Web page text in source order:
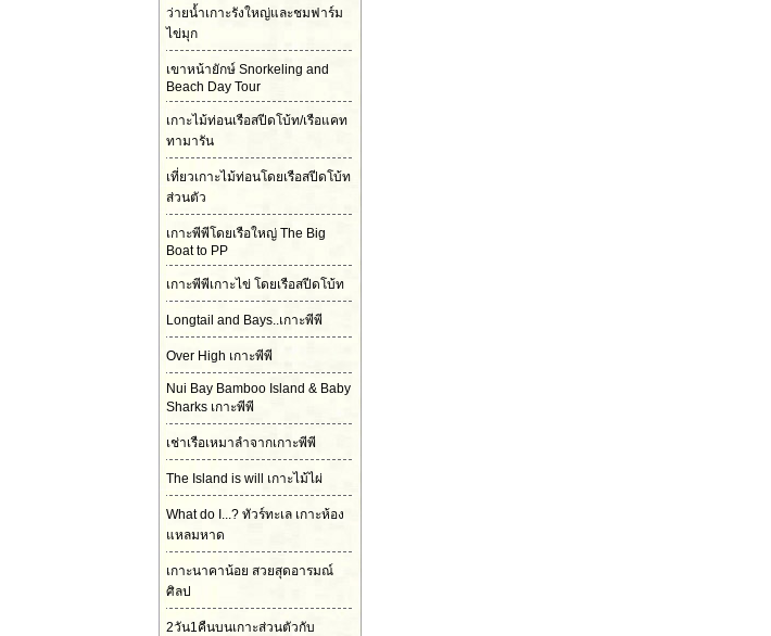
ว่ายน้ำเกาะรังใหญ่และชมฟาร์ม
ไข่มุก
เขาหน้ายักษ์ Snorkeling and
Beach Day Tour
เกาะไม้ท่อนเรือสปีดโบ้ท/เรือแคท
ทามารัน
เที่ยวเกาะไม้ท่อนโดยเรือสปีดโบ้ท
ส่วนตัว
เกาะพีพีโดยเรือใหญ่ The Big
Boat to PP
เกาะพีพีเกาะไข่ โดยเรือสปีดโบ้ท
Longtail and Bays..เกาะพีพี
Over High เกาะพีพี
Nui Bay Bamboo Island & Baby
Sharks เกาะพีพี
เช่าเรือเหมาลำจากเกาะพีพี
The Island is will เกาะไม้ไผ่
What do I...? ทัวร์ทะเล เกาะห้อง
แหลมหาด
เกาะนาคาน้อย สวยสุดอารมณ์
ศิลป
2วัน1คืนบนเกาะส่วนตัวกับ